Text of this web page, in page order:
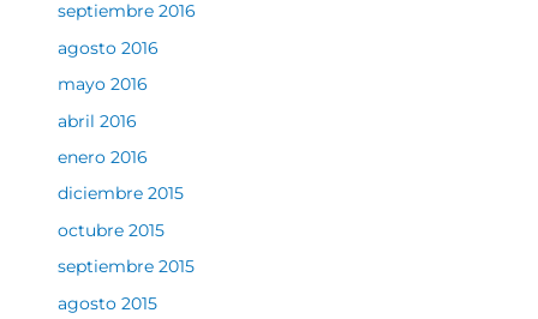
septiembre 2016
agosto 2016
mayo 2016
abril 2016
enero 2016
diciembre 2015
octubre 2015
septiembre 2015
agosto 2015